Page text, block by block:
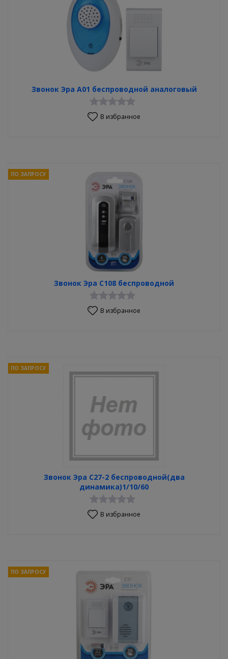
Звонок Эра А01 беспроводной аналоговый
В избранное
Звонок Эра С108 беспроводной
ПО ЗАПРОСУ
В избранное
Звонок Эра С27-2 беспроводной(два
динамика)1/10/60
ПО ЗАПРОСУ
В избранное
ПО ЗАПРОСУ